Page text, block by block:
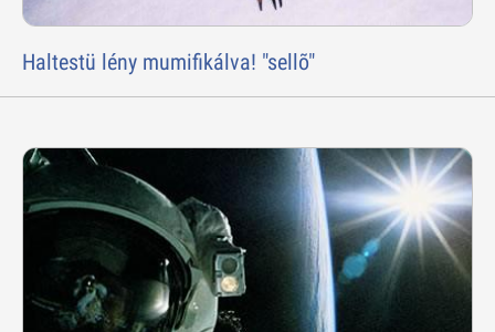
Haltestü lény mumifikálva! "sellõ"